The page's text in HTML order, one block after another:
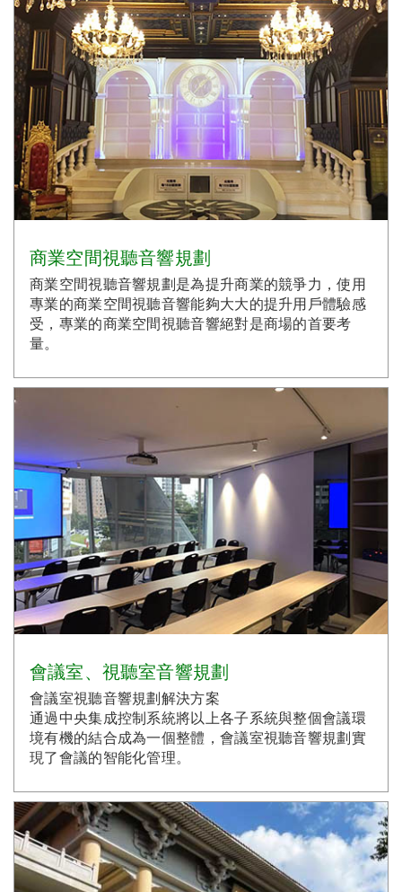
商業空間視聽音響規劃
商業空間視聽音響規劃是為提升商業的競爭力，使用
專業的商業空間視聽音響能夠大大的提升用戶體驗感
受，專業的商業空間視聽音響絕對是商場的首要考
量。
會議室、視聽室音響規劃
會議室視聽音響規劃解決方案
通過中央集成控制系統將以上各子系統與整個會議環
境有機的結合成為一個整體，會議室視聽音響規劃實
現了會議的智能化管理。